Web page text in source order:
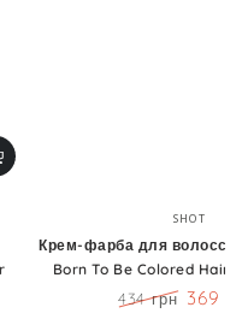
SHOT
Крем-фарба для волосся
Born To Be Colored Hair
434 грн 369